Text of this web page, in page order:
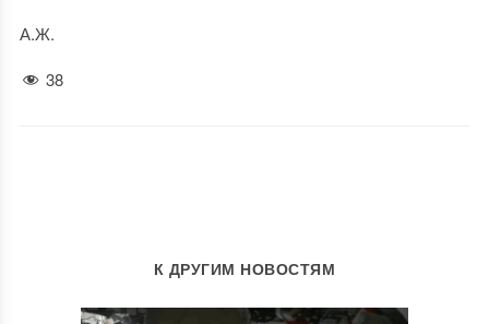
А.Ж.
38
К ДРУГИМ НОВОСТЯМ